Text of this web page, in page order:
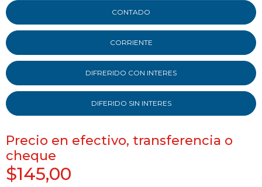
CONTADO
CORRIENTE
DIFRERIDO CON INTERES
DIFERIDO SIN INTERES
Precio en efectivo, transferencia o
cheque
$145,00